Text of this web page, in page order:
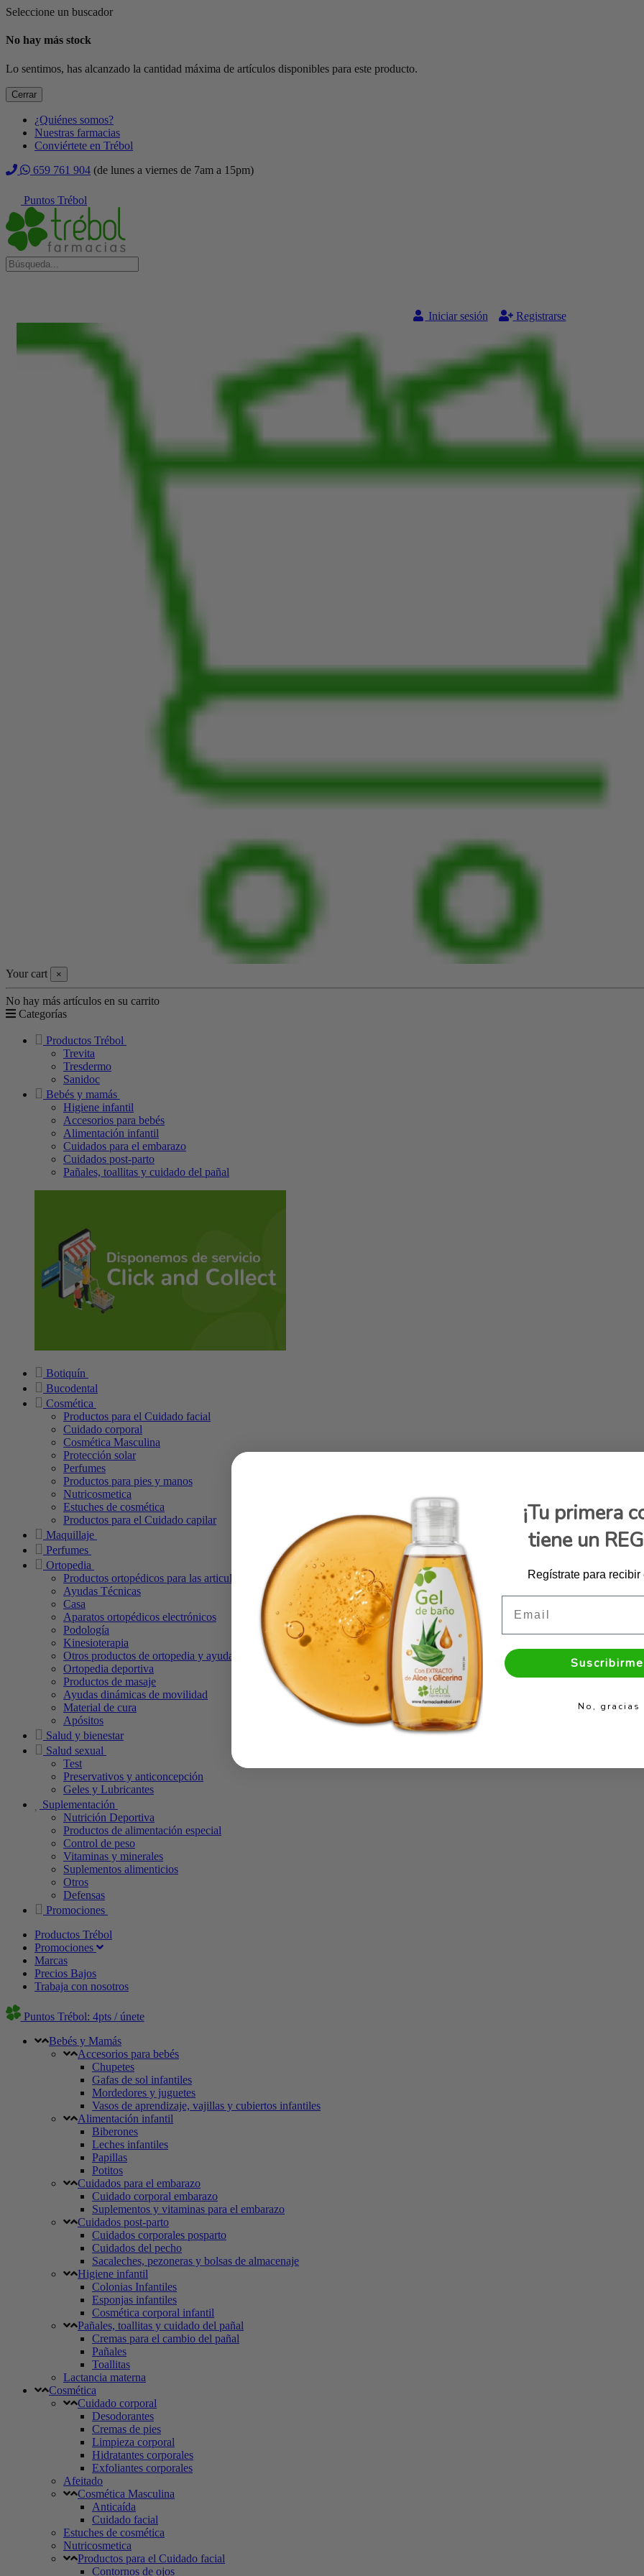
Seleccione un buscador
No hay más stock
Lo sentimos, has alcanzado la cantidad máxima de artículos disponibles para este producto.
Cerrar
¿Quiénes somos?
Nuestras farmacias
Conviértete en Trébol
659 761 904 (de lunes a viernes de 7am a 15pm)
Puntos Trébol
Iniciar sesión Registrarse
Your cart ×
No hay más artículos en su carrito
Categorías
Productos Trébol
Trevita
Tresdermo
Sanidoc
Bebés y mamás
Higiene infantil
Accesorios para bebés
Alimentación infantil
Cuidados para el embarazo
Cuidados post-parto
Pañales, toallitas y cuidado del pañal
Botiquín
Bucodental
Cosmética
Productos para el Cuidado facial
Cuidado corporal
Cosmética Masculina
Protección solar
Perfumes
Productos para pies y manos
Nutricosmetica
Estuches de cosmética
Productos para el Cuidado capilar
Maquillaje
Perfumes
Ortopedia
Productos ortopédicos para las articulaciones
Ayudas Técnicas
Casa
Aparatos ortopédicos electrónicos
Podología
Kinesioterapia
Otros productos de ortopedia y ayudas técnicas
Ortopedia deportiva
Productos de masaje
Ayudas dinámicas de movilidad
Material de cura
Apósitos
Salud y bienestar
Salud sexual
Test
Preservativos y anticoncepción
Geles y Lubricantes
Suplementación
Nutrición Deportiva
Productos de alimentación especial
Control de peso
Vitaminas y minerales
Suplementos alimenticios
Otros
Defensas
Promociones
Productos Trébol
Promociones
Marcas
Precios Bajos
Trabaja con nosotros
Puntos Trébol: 4pts / únete
Bebés y Mamás
Accesorios para bebés
Chupetes
Gafas de sol infantiles
Mordedores y juguetes
Vasos de aprendizaje, vajillas y cubiertos infantiles
Alimentación infantil
Biberones
Leches infantiles
Papillas
Potitos
Cuidados para el embarazo
Cuidado corporal embarazo
Suplementos y vitaminas para el embarazo
Cuidados post-parto
Cuidados corporales posparto
Cuidados del pecho
Sacaleches, pezoneras y bolsas de almacenaje
Higiene infantil
Colonias Infantiles
Esponjas infantiles
Cosmética corporal infantil
Pañales, toallitas y cuidado del pañal
Cremas para el cambio del pañal
Pañales
Toallitas
Lactancia materna
Cosmética
Cuidado corporal
Desodorantes
Cremas de pies
Limpieza corporal
Hidratantes corporales
Exfoliantes corporales
Afeitado
Cosmética Masculina
Anticaída
Cuidado facial
Estuches de cosmética
Nutricosmetica
Productos para el Cuidado facial
Contornos de ojos
¡Tu primera
tiene un
Regístrate para
No, gracias